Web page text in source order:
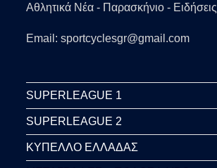
Αθλητικά Νέα - Παρασκήνιο - Ειδήσεις
Email: sportcyclesgr@gmail.com
SUPERLEAGUE 1
SUPERLEAGUE 2
ΚΥΠΕΛΛΟ ΕΛΛΑΔΑΣ